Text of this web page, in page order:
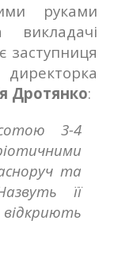
руками
викладачі
заступниця
Дротянко:
3-4
та
її